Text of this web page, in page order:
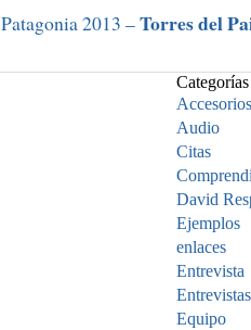
Patagonia 2013 –Torres del
Categorías
Accesorios
Audio
Citas
David
Ejemplos
enlaces
Entrevista
Entrevistas
Equipo